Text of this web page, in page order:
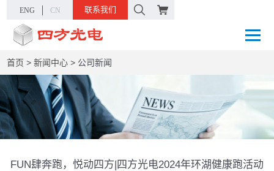
ENG CN 联系我们
首页 >新闻中心 > 公司新闻
FUN肆奔跑，悦动四方|四方光电2024年环湖健康跑活动